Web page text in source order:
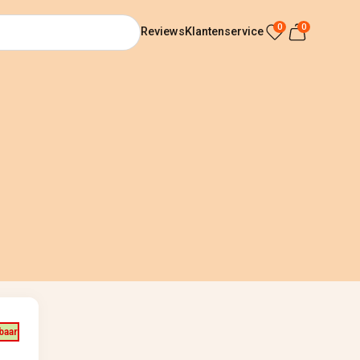
ReviewsKlantenservice 0 0